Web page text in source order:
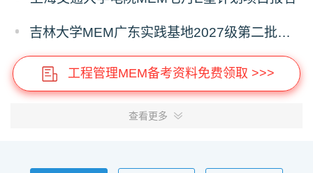
吉林大学MEM广东实践基地2027级第二批次预审面试启动
工程管理MEM备考资料免费领取 >>>
查看更多